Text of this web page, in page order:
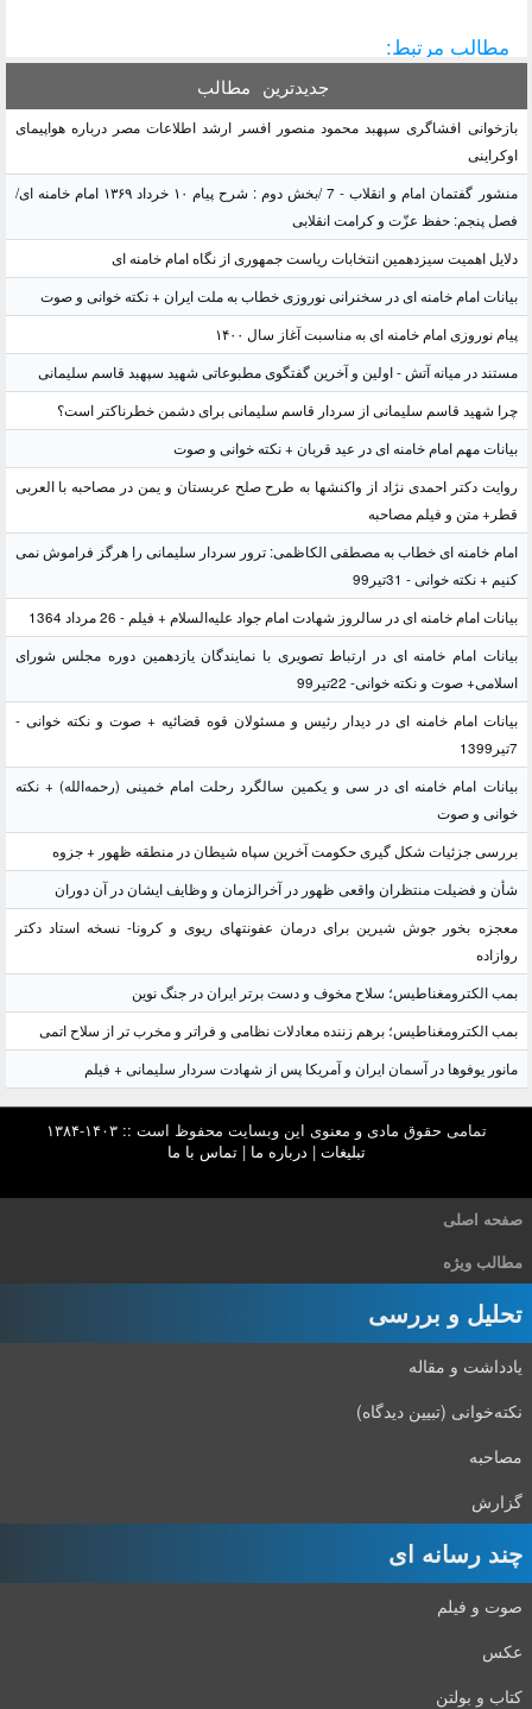
مطالب مرتبط:
جدیدترین مطالب
بازخوانی افشاگری سپهبد محمود منصور افسر ارشد اطلاعات مصر درباره هواپیمای
اوکراینی
منشور گفتمان امام و انقلاب - 7 /بخش دوم : شرح پیام ۱۰ خرداد ۱۳۶۹ امام خامنه ای/
فصل پنجم: حفظ عزّت و کرامت انقلابی
دلایل اهمیت سیزدهمین انتخابات ریاست جمهوری از نگاه امام خامنه ای
بیانات امام خامنه ای در سخنرانی نوروزی خطاب به ملت ایران + نکته خوانی و صوت
پیام نوروزی امام خامنه ای به مناسبت آغاز سال ۱۴۰۰
مستند در میانه آتش - اولین و آخرین گفتگوی مطبوعاتی شهید سپهبد قاسم سلیمانی
چرا شهید قاسم سلیمانی از سردار قاسم سلیمانی برای دشمن خطرناکتر است؟
بیانات مهم امام خامنه ای در عید قربان + نکته خوانی و صوت
روایت دکتر احمدی نژاد از واکنشها به طرح صلح عربستان و یمن در مصاحبه با العربی
قطر+ متن و فیلم مصاحبه
امام خامنه ای خطاب به مصطفی الکاظمی: ترور سردار سلیمانی را هرگز فراموش نمی
کنیم + نکته خوانی - 31تیر99
بیانات امام خامنه ای در سالروز شهادت امام جواد علیه‌السلام + فیلم - 26 مرداد 1364
بیانات امام خامنه ای در ارتباط تصویری با نمایندگان یازدهمین دوره مجلس شورای
اسلامی+ صوت و نکته خوانی- 22تیر99
بیانات امام خامنه ای در دیدار رئیس و مسئولان قوه قضائیه + صوت و نکته خوانی -
7تیر1399
بیانات امام خامنه ای در سی و یکمین سالگرد رحلت امام خمینی (رحمه‌الله) + نکته
خوانی و صوت
بررسی جزئیات شکل گیری حکومت آخرین سپاه شیطان در منطقه ظهور + جزوه
شأن و فضیلت منتظران واقعی ظهور در آخرالزمان و وظایف ایشان در آن دوران
معجزه بخور جوش شیرین برای درمان عفونتهای ریوی و کرونا- نسخه استاد دکتر
روازاده
بمب الکترومغناطیس؛ سلاح مخوف و دست برتر ایران در جنگ نوین
بمب الکترومغناطیس؛ برهم زننده معادلات نظامی و فراتر و مخرب تر از سلاح اتمی
مانور یوفوها در آسمان ایران و آمریکا پس از شهادت سردار سلیمانی + فیلم
تمامی حقوق مادی و معنوی این وبسایت محفوظ است :: ۱۴۰۳-۱۳۸۴
تبلیغات | درباره ما |تماس با ما
صفحه اصلی
مطالب ویژه
تحلیل و بررسی
یادداشت و مقاله
نکته‌خوانی (تبیین دیدگاه)
مصاحبه
گزارش
چند رسانه ای
صوت و فیلم
عکس
کتاب و بولتن